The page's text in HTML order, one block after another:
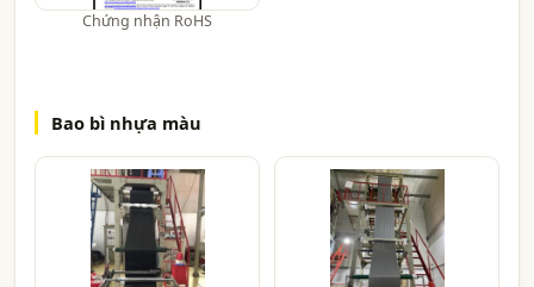
Chứng nhận RoHS
Bao bì nhựa màu